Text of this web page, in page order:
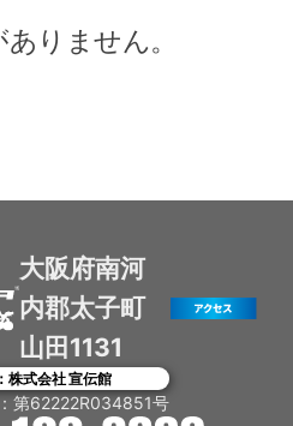
りません。
大阪府南河
内郡太子町
山田1131
株式会社 宣伝館
第62222R034851号